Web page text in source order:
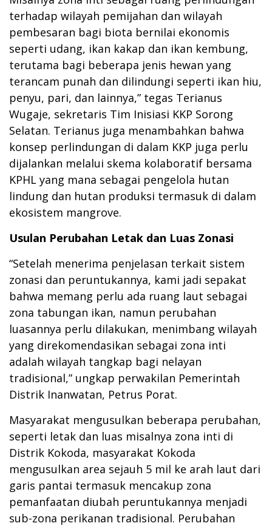
terhadap wilayah pemijahan dan wilayah
pembesaran bagi biota bernilai ekonomis
seperti udang, ikan kakap dan ikan kembung,
terutama bagi beberapa jenis hewan yang
terancam punah dan dilindungi seperti ikan hiu,
penyu, pari, dan lainnya,” tegas Terianus
Wugaje, sekretaris Tim Inisiasi KKP Sorong
Selatan. Terianus juga menambahkan bahwa
konsep perlindungan di dalam KKP juga perlu
dijalankan melalui skema kolaboratif bersama
KPHL yang mana sebagai pengelola hutan
lindung dan hutan produksi termasuk di dalam
ekosistem mangrove.
Usulan Perubahan Letak dan Luas Zonasi
“Setelah menerima penjelasan terkait sistem
zonasi dan peruntukannya, kami jadi sepakat
bahwa memang perlu ada ruang laut sebagai
zona tabungan ikan, namun perubahan
luasannya perlu dilakukan, menimbang wilayah
yang direkomendasikan sebagai zona inti
adalah wilayah tangkap bagi nelayan
tradisional,” ungkap perwakilan Pemerintah
Distrik Inanwatan, Petrus Porat.
Masyarakat mengusulkan beberapa perubahan,
seperti letak dan luas misalnya zona inti di
Distrik Kokoda, masyarakat Kokoda
mengusulkan area sejauh 5 mil ke arah laut dari
garis pantai termasuk mencakup zona
pemanfaatan diubah peruntukannya menjadi
sub-zona perikanan tradisional. Perubahan